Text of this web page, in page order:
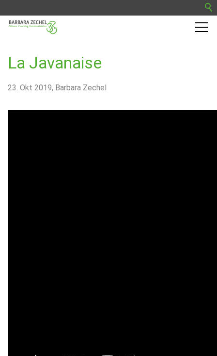
Barbara Zechel
Trainingskurse
Termine
La Javanaise
23. Okt 2019 Barbara Zechel